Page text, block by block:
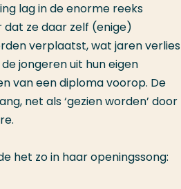
lag in de enorme reeks
dat ze daar zelf (enige)
verplaatst, wat jaren verlies
jongeren uit hun eigen
van een diploma voorop. De
net als ‘gezien worden’ door
het zo in haar openingssong: